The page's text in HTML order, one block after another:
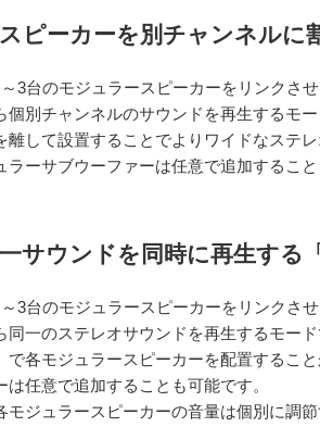
ピーカーを別チャンネルに
3台のモジュラースピーカーをリンクさ
個別チャンネルのサウンドを再生するモ
離して設置することでよりワイドなステ
ラーサブウーファーは任意で追加すること
サウンドを同時に再生する
3台のモジュラースピーカーをリンクさ
同一のステレオサウンドを再生するモー
で各モジュラースピーカーを配置するこ
は任意で追加することも可能です。
モジュラースピーカーの音量は個別に調